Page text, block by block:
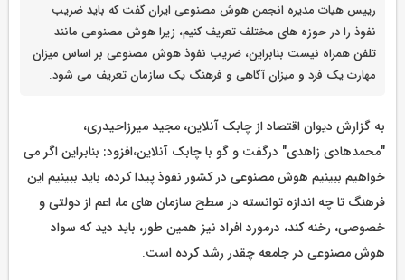
رییس هیات مدیره انجمن هوش مصنوعی ایران گفت که باید ضریب
نفوذ را در حوزه های مختلف تعریف کنیم، زیرا هوش مصنوعی مانند
تلفن همراه نیست بنابراین، ضریب نفوذ هوش مصنوعی بر اساس میزان
مهارت یک فرد و میزان آگاهی و فرهنگ یک سازمان تعریف می شود.
به گزارش دیوان اقتصاد از چابک آنلاین، مجید میرزاحیدری،
"محمدهادی زاهدی" درگفت و گو با چابک آنلاین،افزود: بنابراین اگر می
خواهیم ببینیم هوش مصنوعی در کشور نفوذ پیدا کرده، باید ببینیم این
فرهنگ تا چه اندازه توانسته در سطح سازمان های ما، اعم از دولتی و
خصوصی، رخنه کند، درمورد افراد نیز همین طور، باید دید که سواد
هوش مصنوعی در جامعه چقدر رشد کرده است.